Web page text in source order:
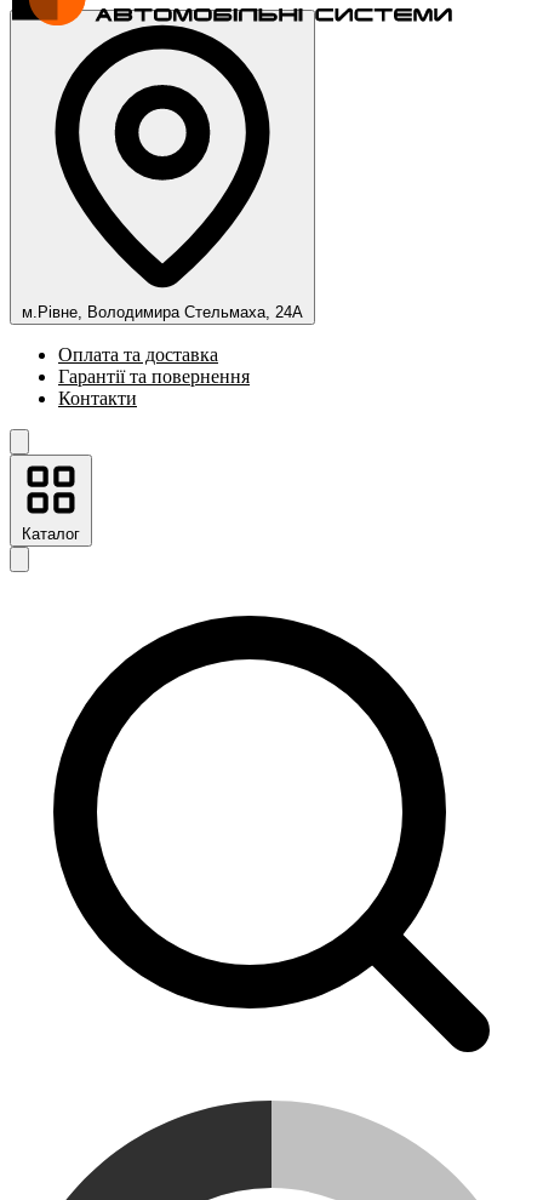
м.Рівне, Володимира Стельмаха, 24А
Оплата та доставка
Гарантії та повернення
Контакти
Каталог